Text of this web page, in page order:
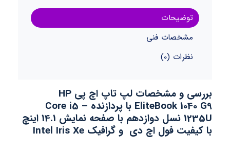
توضیحات
مشخصات فنی
نظرات (0)
بررسی و مشخصات لپ تاپ اچ پی HP
EliteBook 1040 G9 با پردازنده Core i5 –
1235U نسل دوازدهم با صفحه نمایش 14.1 اینچ
با کیفیت فول اچ دی و گرافیک Intel Iris Xe